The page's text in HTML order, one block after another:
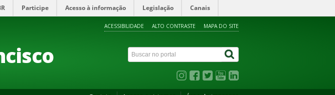
Participe Acesso à informação Legislação Canais
ACESSIBILIDADE ALTO CONTRASTE MAPA DO SITE